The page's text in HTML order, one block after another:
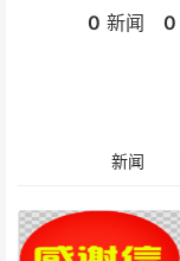
0 新闻 0
新闻